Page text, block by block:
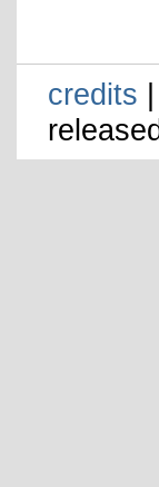
credits |